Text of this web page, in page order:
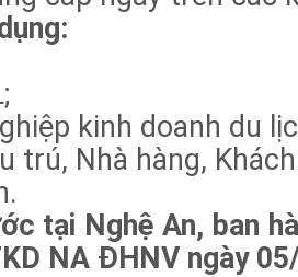
kinh doanh du
trú, Nhà hàng,
tại Nghệ An, ban
NA ĐHNV ngày